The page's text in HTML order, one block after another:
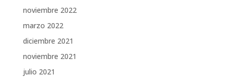
noviembre 2022
marzo 2022
diciembre 2021
noviembre 2021
julio 2021